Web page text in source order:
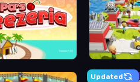
Papa's Freezeria
Updated